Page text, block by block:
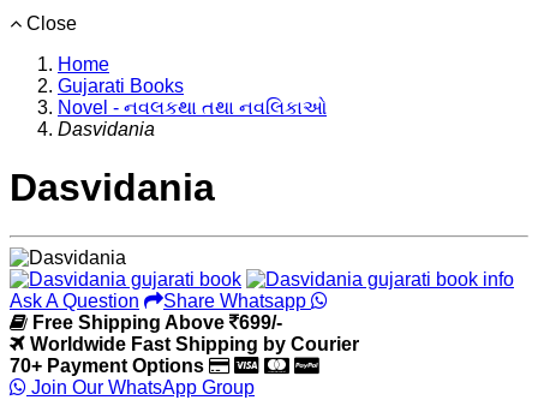
Close
Home
Gujarati Books
Novel - નવલકથા તથા નવલિકાઓ
Dasvidania
Dasvidania
Ask A Question
Share Whatsapp
Free Shipping Above
699/-
Worldwide Fast Shipping by Courier
70+ Payment Options
Join Our WhatsApp Group